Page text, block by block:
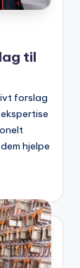
til
forslag
hjelpe